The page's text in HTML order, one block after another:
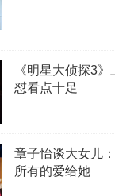
《明星大侦探3
怼看点十足
章子怡谈大女儿
所有的爱给她